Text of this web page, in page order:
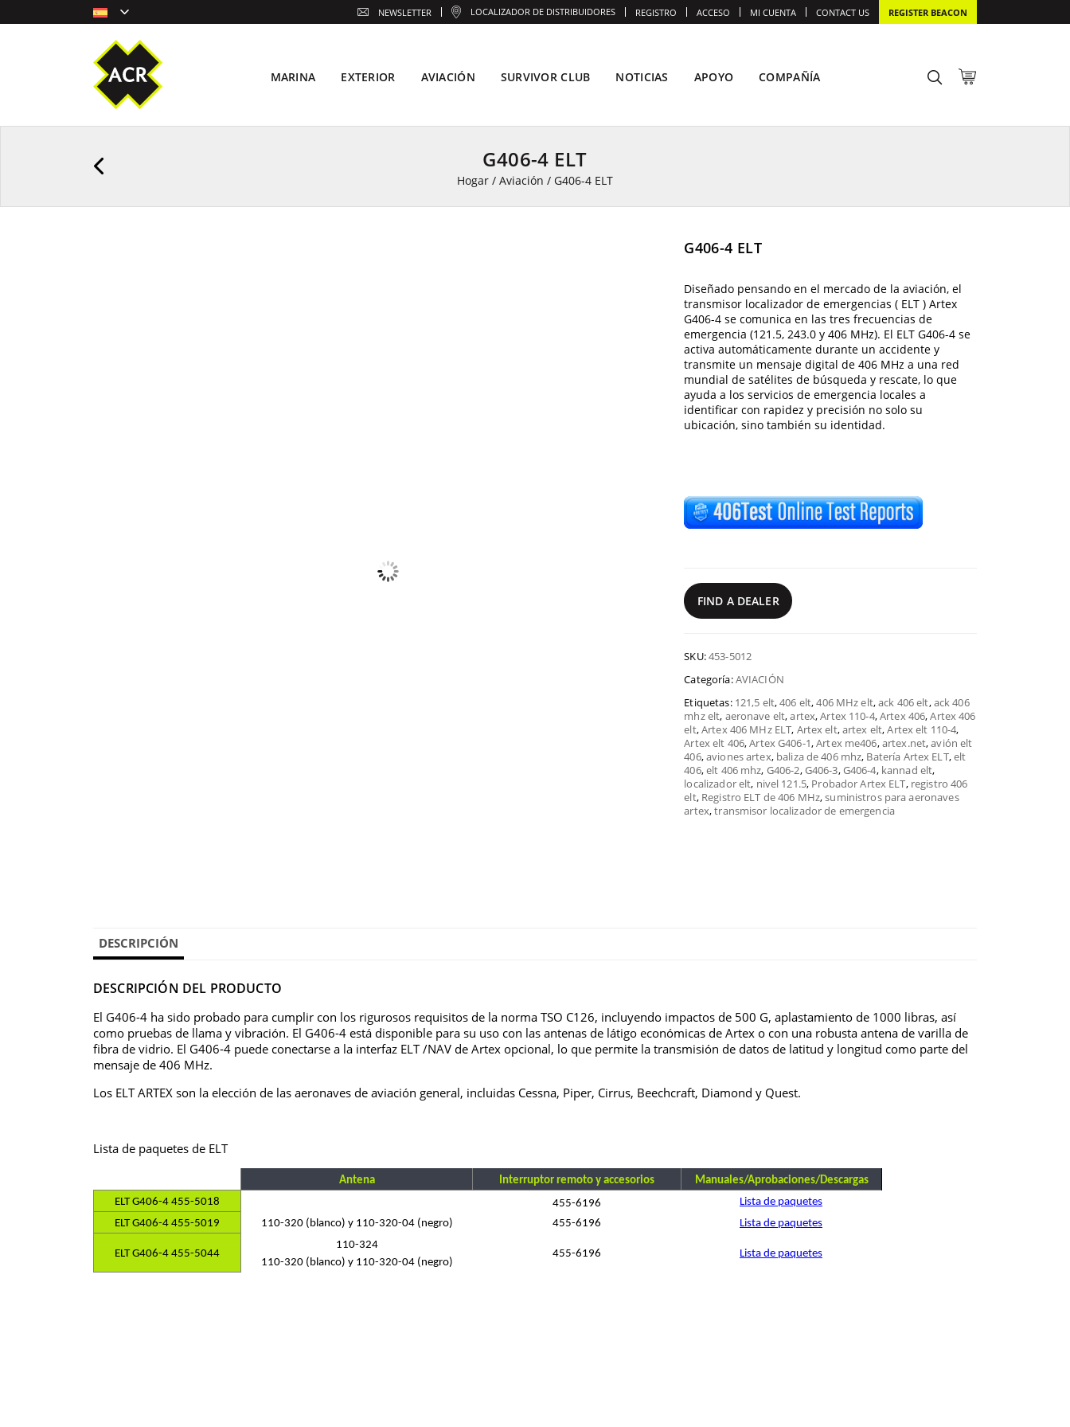
G406-4 ELT
Hogar / Aviación / G406-4 ELT
G406-4 ELT
Diseñado pensando en el mercado de la aviación, el
transmisor localizador de emergencias ( ELT ) Artex
G406-4 se comunica en las tres frecuencias de
emergencia (121.5, 243.0 y 406 MHz). El ELT G406-4 se
activa automáticamente durante un accidente y
transmite un mensaje digital de 406 MHz a una red
mundial de satélites de búsqueda y rescate, lo que
ayuda a los servicios de emergencia locales a
identificar con rapidez y precisión no solo su
ubicación, sino también su identidad.
FIND A DEALER
SKU:453-5012
Categoría:AVIACIÓN
Etiquetas: 121,5 elt,406 elt,406 MHz elt,ack 406 elt,ack 406
mhz elt, aeronave elt,artex,Artex 110-4,Artex 406,Artex 406
elt,Artex 406 MHz ELT, Artex elt,artex elt,Artex elt 110-4,
Artex elt 406,Artex G406-1,Artex me406,artex.net,avión elt
406,aviones artex, baliza de 406 mhz, Batería Artex ELT,elt
406,elt 406 mhz, G406-2,G406-3,G406-4, kannad elt,
localizador elt, nivel 121.5, Probador Artex ELT, registro 406
elt, Registro ELT de 406 MHz,suministros para aeronaves
artex,transmisor localizador de emergencia
DESCRIPCIÓN
DESCRIPCIÓN DEL PRODUCTO
El G406-4 ha sido probado para cumplir con los rigurosos requisitos de la norma TSO C126, incluyendo impactos de 500 G, aplastamiento de 1000 libras, así
como pruebas de llama y vibración. El G406-4 está disponible para su uso con las antenas de látigo económicas de Artex o con una robusta antena de varilla de
fibra de vidrio. El G406-4 puede conectarse a la interfaz ELT /NAV de Artex opcional, lo que permite la transmisión de datos de latitud y longitud como parte del
mensaje de 406 MHz.
Los ELT ARTEX son la elección de las aeronaves de aviación general, incluidas Cessna, Piper, Cirrus, Beechcraft, Diamond y Quest.
Lista de paquetes de ELT
Antena Interruptor remoto y accesorios
Manuales/Aprobaciones/Descargas
ELT G406-4 455-5018
455-6196
Lista de paquetes
ELT G406-4 455-5019
110-320 (blanco) y 110-320-04 (negro) 455-6196 Lista de paquetes
ELT G406-4 455-5044
110-324
110-320 (blanco) y 110-320-04 (negro)
455-6196 Lista de paquetes
MARINA EXTERIOR AVIACIÓN SURVIVOR CLUB NOTICIAS APOYO COMPAÑÍA
NEWSLETTER LOCALIZADOR DE DISTRIBUIDORES REGISTRO ACCESO MI CUENTA CONTACT US REGISTER BEACON